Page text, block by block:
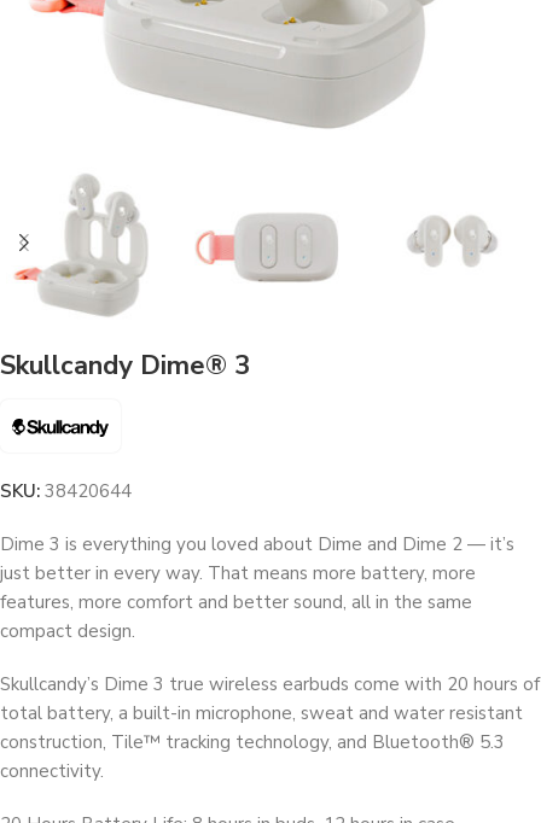
Skullcandy Dime® 3
SKU: 38420644
Dime 3 is everything you loved about Dime and Dime 2 — it’s
just better in every way. That means more battery, more
features, more comfort and better sound, all in the same
compact design.
Skullcandy’s Dime 3 true wireless earbuds come with 20 hours of
total battery, a built-in microphone, sweat and water resistant
construction, Tile™ tracking technology, and Bluetooth® 5.3
connectivity.